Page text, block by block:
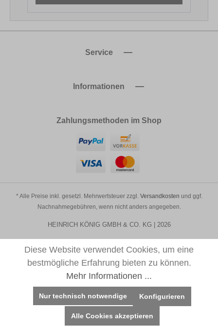
Service
Informationen
Zahlungsmethoden im Shop
* Alle Preise inkl. gesetzl. Mehrwertsteuer zzgl. Versandkosten und ggf.
Nachnahmegebühren, wenn nicht anders angegeben.
HEINRICH KÖNIG GMBH & CO. KG | 2026
Diese Website verwendet Cookies, um eine
bestmögliche Erfahrung bieten zu können.
Mehr Informationen ...
Nur technisch notwendige Konfigurieren
Alle Cookies akzeptieren